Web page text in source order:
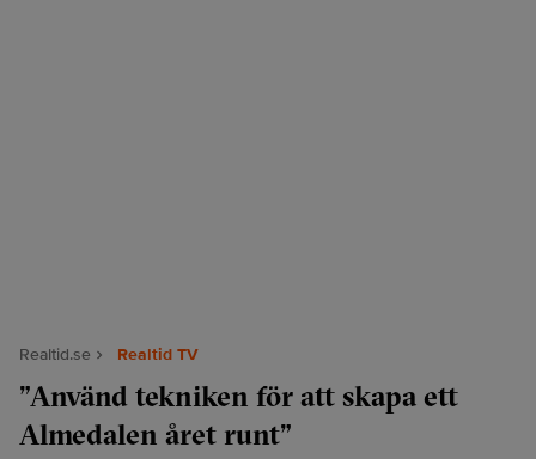
Realtid.se Realtid TV
”Använd tekniken för att skapa ett
Almedalen året runt”